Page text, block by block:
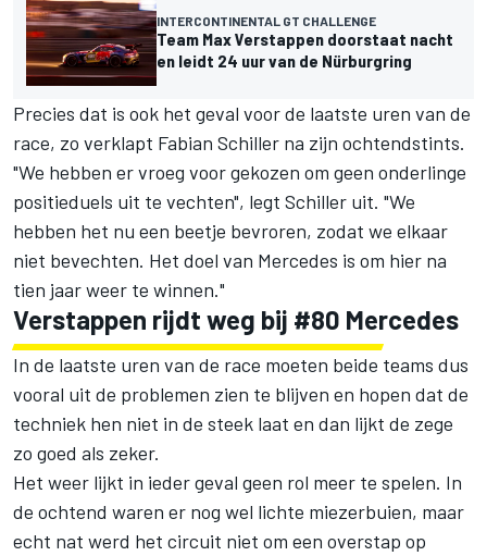
INTERCONTINENTAL GT CHALLENGE
Team Max Verstappen doorstaat nacht
en leidt 24 uur van de Nürburgring
Precies dat is ook het geval voor de laatste uren van de
race, zo verklapt Fabian Schiller na zijn ochtendstints.
"We hebben er vroeg voor gekozen om geen onderlinge
positieduels uit te vechten", legt Schiller uit. "We
hebben het nu een beetje bevroren, zodat we elkaar
niet bevechten. Het doel van Mercedes is om hier na
tien jaar weer te winnen."
Verstappen rijdt weg bij #80 Mercedes
In de laatste uren van de race moeten beide teams dus
vooral uit de problemen zien te blijven en hopen dat de
techniek hen niet in de steek laat en dan lijkt de zege
zo goed als zeker.
Het weer lijkt in ieder geval geen rol meer te spelen. In
de ochtend waren er nog wel lichte miezerbuien, maar
echt nat werd het circuit niet om een overstap op